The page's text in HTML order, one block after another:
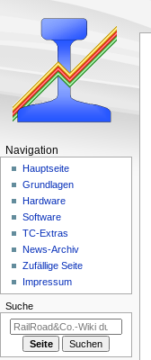
N
i
o
Navigation
Hauptseite
Grundlagen
Hardware
Software
TC-Extras
News-Archiv
Zufällige Seite
Impressum
Suche